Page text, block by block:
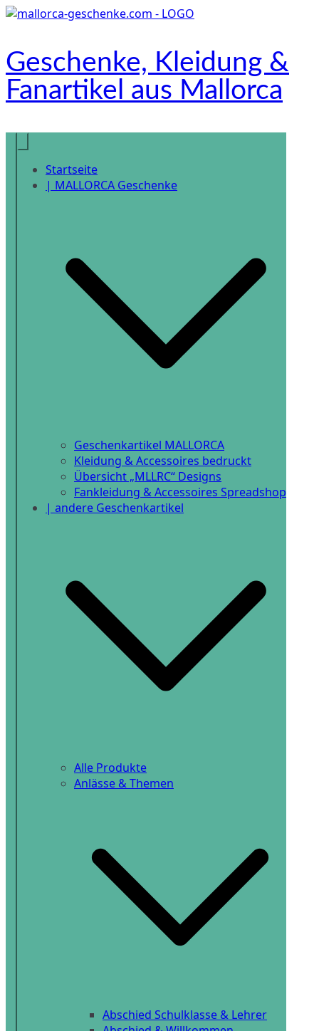
Zum
Geschenke, Kleidung &
Fanartikel aus Mallorca
Onlineshop
Startseite
| MALLORCA Geschenke
Geschenkartikel MALLORCA
Kleidung & Accessoires bedruckt
Übersicht „MLLRC“ Designs
Fankleidung & Accessoires Spreadshop
| andere Geschenkartikel
Alle Produkte
Anlässe & Themen
Abschied Schulklasse & Lehrer